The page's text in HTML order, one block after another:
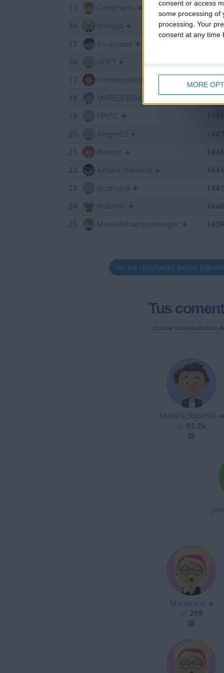
consent or access
some processing of
processing. Your
consent at any time
MORE
13
Centenario
14
moraga
15
Poupoune
16
GDFT
17
hombrecillodepan
18
MARESCRIBANO
19
FPVTC
20
Alegre63
21
Bodero
22
Amunt_Valencia
23
GuzmánS
24
maherlo
25
Manuelchampiontanger
Ver los resultados de tus
Tus
Ocultar las estadísticas
MARESCRIBANO
Manacana